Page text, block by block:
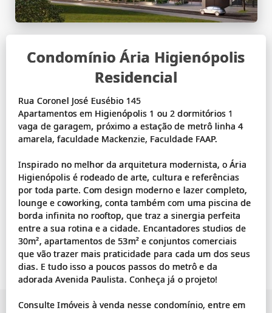
Condomínio Ária Higienópolis
Residencial
Rua Coronel José Eusébio 145
Apartamentos em Higienópolis 1 ou 2 dormitórios 1
vaga de garagem, próximo a estação de metrô linha 4
amarela, faculdade Mackenzie, Faculdade FAAP.
Inspirado no melhor da arquitetura modernista, o Ária
Higienópolis é rodeado de arte, cultura e referências
por toda parte. Com design moderno e lazer completo,
lounge e coworking, conta também com uma piscina de
borda infinita no rooftop, que traz a sinergia perfeita
entre a sua rotina e a cidade. Encantadores studios de
30m², apartamentos de 53m² e conjuntos comerciais
que vão trazer mais praticidade para cada um dos seus
dias. E tudo isso a poucos passos do metrô e da
adorada Avenida Paulista. Conheça já o projeto!
Consulte Imóveis à venda nesse condomínio, entre em